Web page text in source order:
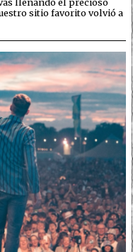
llenando el precioso
sitio favorito volvió a